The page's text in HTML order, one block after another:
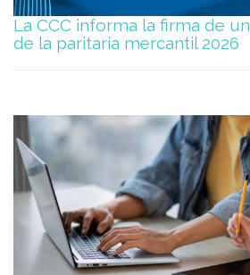
La CCC informa la firma de
de la paritaria mercantil 2026